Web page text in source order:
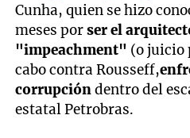
Cunha, quien se hizo
meses porser el
"impeachment" (o juicio
cabo contra Rousseff,
corrupcióndentro del
estatal Petrobras.